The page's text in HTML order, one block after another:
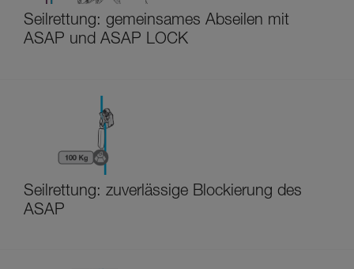
Seilrettung: gemeinsames Abseilen mit
ASAP und ASAP LOCK
Seilrettung: zuverlässige Blockierung des
ASAP